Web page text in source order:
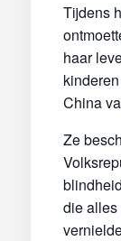
Tijdens
haar
China
Ze
die alles